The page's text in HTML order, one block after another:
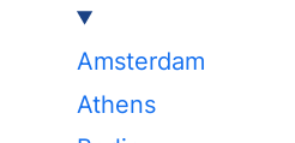
Amsterdam
Athens